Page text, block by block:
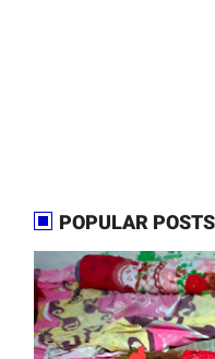
POPULAR POSTS